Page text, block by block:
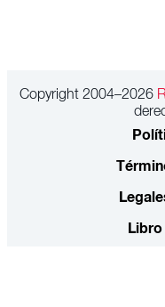
Copyright 2004–2026
Libro